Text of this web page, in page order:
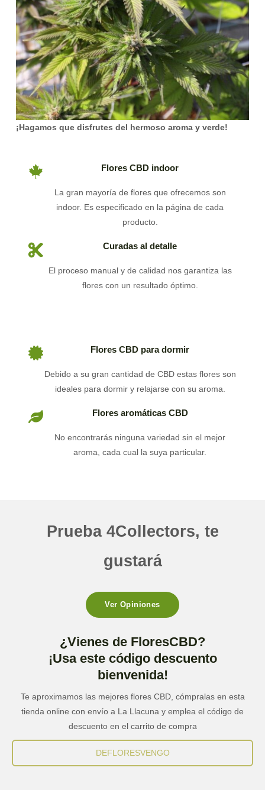
¡Hagamos que disfrutes del hermoso aroma y verde!
Flores CBD indoor
La gran mayoría de flores que ofrecemos son
indoor. Es especificado en la página de cada
producto.
Curadas al detalle
El proceso manual y de calidad nos garantiza las
flores con un resultado óptimo.
Flores CBD para dormir
Debido a su gran cantidad de CBD estas flores son
ideales para dormir y relajarse con su aroma.
Flores aromáticas CBD
No encontrarás ninguna variedad sin el mejor
aroma, cada cual la suya particular.
Prueba 4Collectors, te
gustará
Ver Opiniones
¿Vienes de FloresCBD?
¡Usa este código descuento
bienvenida!
Te aproximamos las mejores flores CBD, cómpralas en esta
tienda online con envío a La Llacuna y emplea el código de
descuento en el carrito de compra
DEFLORESVENGO